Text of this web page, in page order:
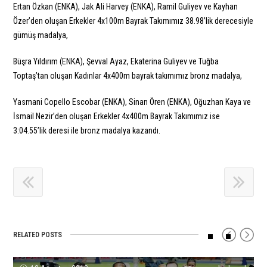
Ertan Özkan (ENKA), Jak Ali Harvey (ENKA), Ramil Guliyev ve Kayhan
Özer’den oluşan Erkekler 4x100m Bayrak Takımımız 38.98’lik derecesiyle
gümüş madalya,
Büşra Yıldırım (ENKA), Şevval Ayaz, Ekaterina Guliyev ve Tuğba
Toptaş’tan oluşan Kadınlar 4x400m bayrak takımımız bronz madalya,
Yasmani Copello Escobar (ENKA), Sinan Ören (ENKA), Oğuzhan Kaya ve
İsmail Nezir’den oluşan Erkekler 4x400m Bayrak Takımımız ise
3:04.55’lik deresi ile bronz madalya kazandı.
RELATED POSTS